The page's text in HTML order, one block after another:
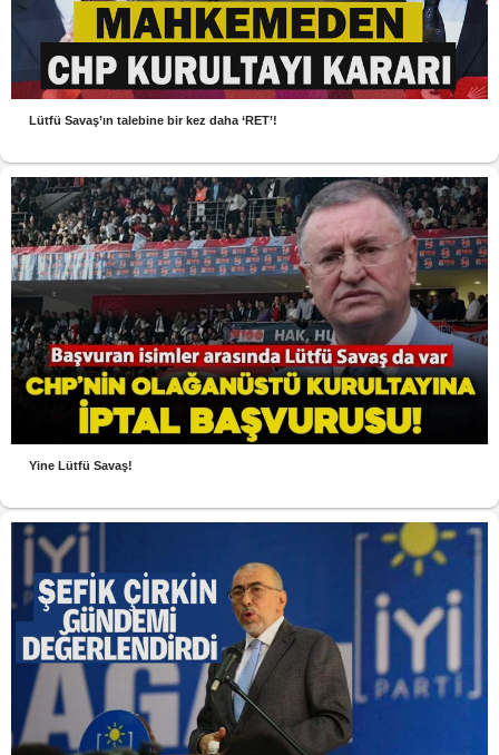
Lütfü Savaş’ın talebine bir kez daha ‘RET’!
Yine Lütfü Savaş!